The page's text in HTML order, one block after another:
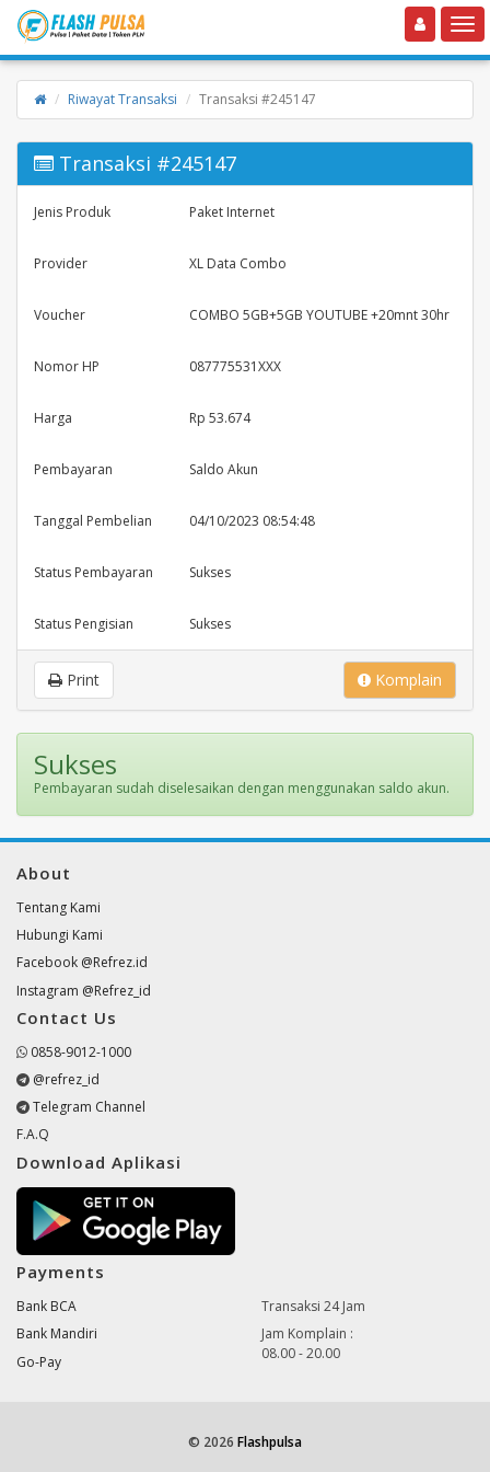
Toggle navigation
Riwayat Transaksi Transaksi #245147
Transaksi #245147
Jenis Produk Paket Internet
Provider XL Data Combo
Voucher COMBO 5GB+5GB YOUTUBE +20mnt 30hr
Nomor HP 087775531XXX
Harga Rp 53.674
Pembayaran Saldo Akun
Tanggal Pembelian 04/10/2023 08:54:48
Status Pembayaran Sukses
Status Pengisian Sukses
Komplain
Print
Sukses
Pembayaran sudah diselesaikan dengan menggunakan saldo akun.
About
Tentang Kami
Hubungi Kami
Facebook @Refrez.id
Instagram @Refrez_id
Contact Us
0858-9012-1000
@refrez_id
Telegram Channel
F.A.Q
Download Aplikasi
Payments
Bank BCA
Bank Mandiri
Go-Pay
Transaksi 24 Jam
Jam Komplain :
08.00 - 20.00
© 2026 Flashpulsa